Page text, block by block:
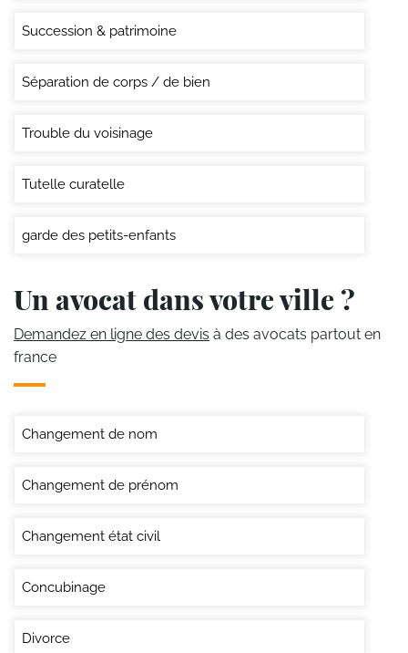
Succession & patrimoine
Séparation de corps / de bien
Trouble du voisinage
Tutelle curatelle
garde des petits-enfants
Un avocat dans votre ville ?
Demandez en ligne des devis à des avocats partout en
france
Changement de nom
Changement de prénom
Changement état civil
Concubinage
Divorce